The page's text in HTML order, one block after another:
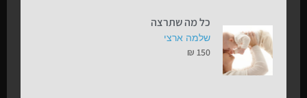
כל מה שתרצה
שלמה ארצי
₪ 150